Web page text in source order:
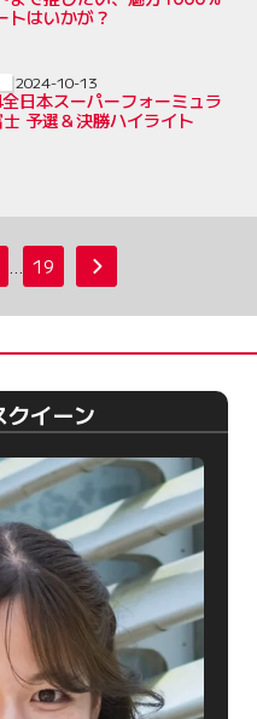
トはいかが？
日本スーパーフォーミュラ
予選＆決勝ハイライト
2024-10-13
19 次へ
クイーン